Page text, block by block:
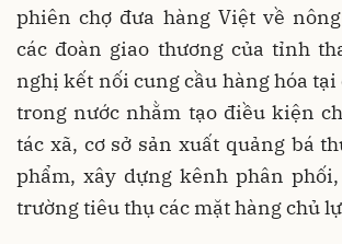
phiên chợ đưa hàng Việt về
các đoàn giao thương của tỉnh
nghị kết nối cung cầu hàng hóa
trong nước nhằm tạo điều kiện
tác xã, cơ sở sản xuất quảng bá
phẩm, xây dựng kênh phân
trường tiêu thụ các mặt hàng chủ